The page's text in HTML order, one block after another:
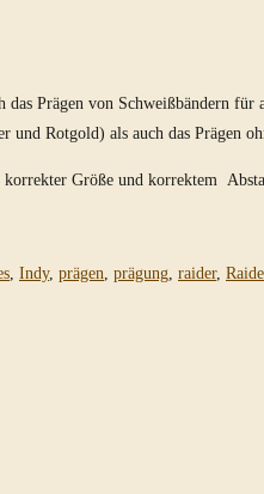
Prägen von Schweißbändern
Rotgold) als auch das Prägen
Größe und korrektem
, Indy, prägen, prägung, raider,